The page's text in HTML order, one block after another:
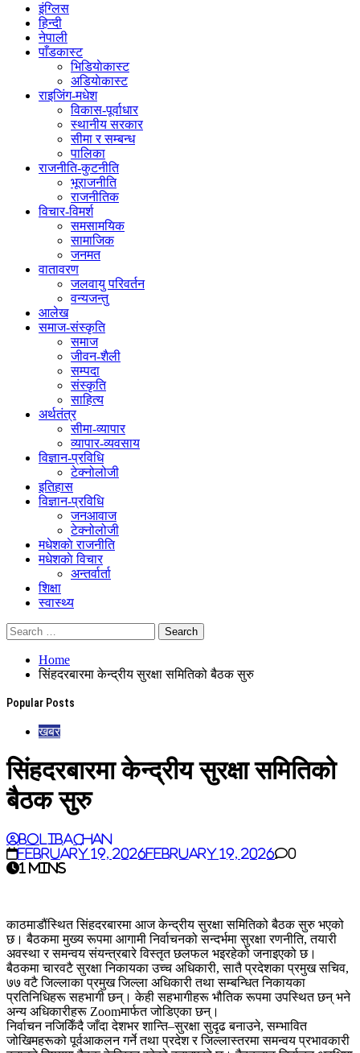
इंग्लिस
हिन्दी
नेपाली
पाँडकास्ट
भिडियाेकास्ट
अडियाेकास्ट
राइजिंग-मधेश
विकास-पूर्वाधार
स्थानीय सरकार
सीमा र सम्बन्ध
पालिका
राजनीति-कुटनीति
भूराजनीति
राजनीतिक
विचार-विमर्श
समसामयिक
सामाजिक
जनमत
वातावरण
जलवायु परिवर्तन
वन्यजन्तु
आलेख
समाज-संस्कृति
समाज
जीवन-शैली
सम्पदा
संस्कृति
साहित्य
अर्थतंत्र
सीमा-व्यापार
व्यापार-व्यवसाय
विज्ञान-प्रविधि
टेक्नोलोजी
इतिहास
विज्ञान-प्रविधि
जनआवाज
टेक्नोलोजी
मधेशकाे राजनीति
मधेशकाे विचार
अन्तर्वार्ता
शिक्षा
स्वास्थ्य
Home
सिंहदरबारमा केन्द्रीय सुरक्षा समितिको बैठक सुरु
Popular Posts
खबर
सिंहदरबारमा केन्द्रीय सुरक्षा समितिको
बैठक सुरु
BoliBachan
February 19, 2026February 19, 2026
0
1 mins
काठमाडौंस्थित सिंहदरबारमा आज केन्द्रीय सुरक्षा समितिको बैठक सुरु भएको
छ। बैठकमा मुख्य रूपमा आगामी निर्वाचनको सन्दर्भमा सुरक्षा रणनीति, तयारी
अवस्था र समन्वय संयन्त्रबारे विस्तृत छलफल भइरहेको जनाइएको छ।
बैठकमा चारवटै सुरक्षा निकायका उच्च अधिकारी, सातै प्रदेशका प्रमुख सचिव,
७७ वटै जिल्लाका प्रमुख जिल्ला अधिकारी तथा सम्बन्धित निकायका
प्रतिनिधिहरू सहभागी छन्। केही सहभागीहरू भौतिक रूपमा उपस्थित छन् भने
अन्य अधिकारीहरू Zoomमार्फत जोडिएका छन्।
निर्वाचन नजिकिँदै जाँदा देशभर शान्ति–सुरक्षा सुदृढ बनाउने, सम्भावित
जोखिमहरूको पूर्वआकलन गर्ने तथा प्रदेश र जिल्लास्तरमा समन्वय प्रभावकारी